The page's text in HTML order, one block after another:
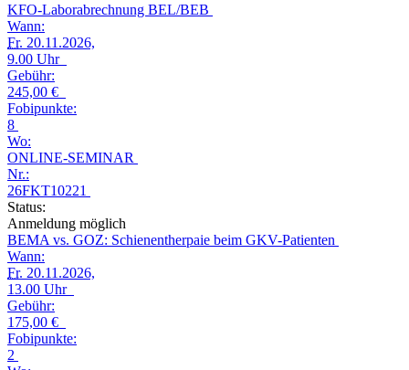
KFO-Laborabrechnung BEL/BEB
Wann:
Fr. 20.11.2026,
9.00 Uhr
Gebühr:
245,00 €
Fobipunkte:
8
Wo:
ONLINE-SEMINAR
Nr.:
26FKT10221
Status:
Anmeldung möglich
BEMA vs. GOZ: Schienentherpaie beim GKV-Patienten
Wann:
Fr. 20.11.2026,
13.00 Uhr
Gebühr:
175,00 €
Fobipunkte:
2